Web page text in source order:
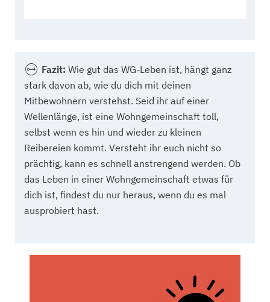
Fazit: Wie gut das WG-Leben ist, hängt ganz
stark davon ab, wie du dich mit deinen
Mitbewohnern verstehst. Seid ihr auf einer
Wellenlänge, ist eine Wohngemeinschaft toll,
selbst wenn es hin und wieder zu kleinen
Reibereien kommt. Versteht ihr euch nicht so
prächtig, kann es schnell anstrengend werden. Ob
das Leben in einer Wohngemeinschaft etwas für
dich ist, findest du nur heraus, wenn du es mal
ausprobiert hast.